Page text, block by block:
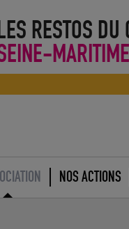
RESTOS
NOS ACTIONS